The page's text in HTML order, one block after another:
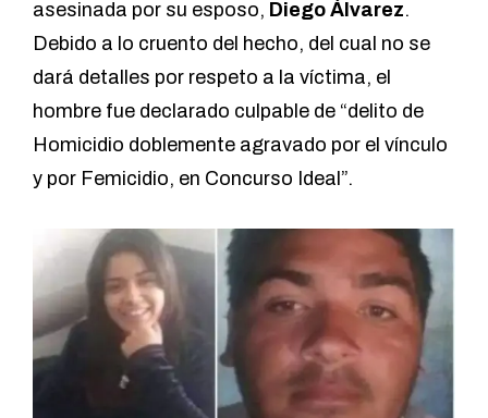
asesinada por su esposo, Diego Álvarez.
Debido a lo cruento del hecho, del cual no se
dará detalles por respeto a la víctima, el
hombre fue declarado culpable de “delito de
Homicidio doblemente agravado por el vínculo
y por Femicidio, en Concurso Ideal”.